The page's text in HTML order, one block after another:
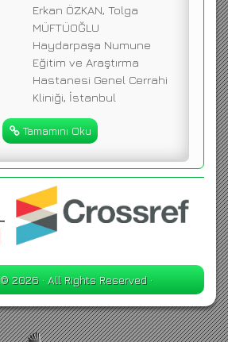
Erkan ÖZKAN, Tolga
MÜFTÜOĞLU
Haydarpaşa Numune
Eğitim ve Araştırma
Hastanesi Genel Cerrahi
Kliniği, İstanbul
Tamamını Oku
2026 · All Rights Reserved ·